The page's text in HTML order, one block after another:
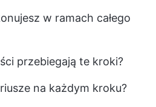
w ramach całego
przebiegają te kroki?
na każdym kroku?